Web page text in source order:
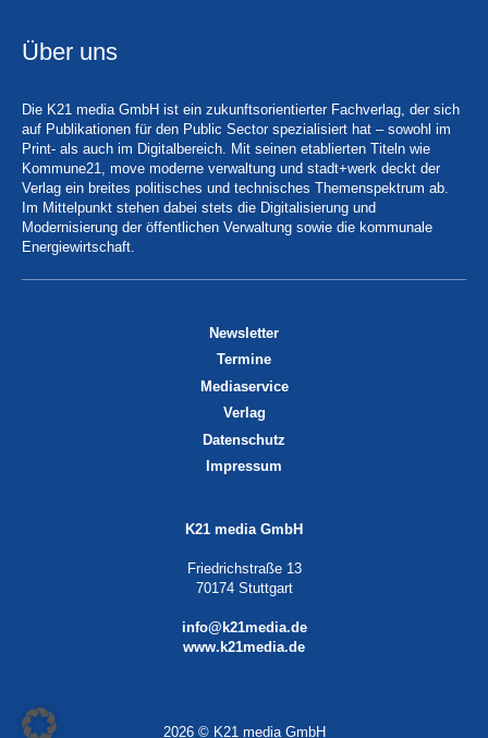
Über uns
Die K21 media GmbH ist ein zukunftsorientierter Fachverlag, der sich
auf Publikationen für den Public Sector spezialisiert hat – sowohl im
Print- als auch im Digitalbereich. Mit seinen etablierten Titeln wie
Kommune21, move moderne verwaltung und stadt+werk deckt der
Verlag ein breites politisches und technisches Themenspektrum ab.
Im Mittelpunkt stehen dabei stets die Digitalisierung und
Modernisierung der öffentlichen Verwaltung sowie die kommunale
Energiewirtschaft.
Newsletter
Termine
Mediaservice
Verlag
Datenschutz
Impressum
K21 media GmbH
Friedrichstraße 13
70174 Stuttgart
info@k21media.de
www.k21media.de
2026 © K21 media GmbH